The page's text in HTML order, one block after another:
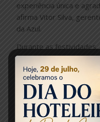
experiência única e
afirma Vitor Silva,
da Azul.
Durante as
voos extras são 9 e 10
os dias com maior
e 14 de fevereiro.
as expectativas
e aproveitar as férias
ou conhecer uma das